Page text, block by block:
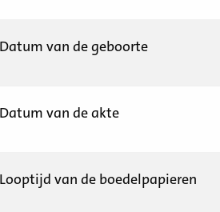
Datum van de geboorte
Datum van de akte
Looptijd van de boedelpapieren